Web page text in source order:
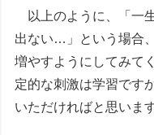
以上のように、「一
出ない…」という場合
増やすようにしてみて
定的な刺激は学習です
いただければと思います